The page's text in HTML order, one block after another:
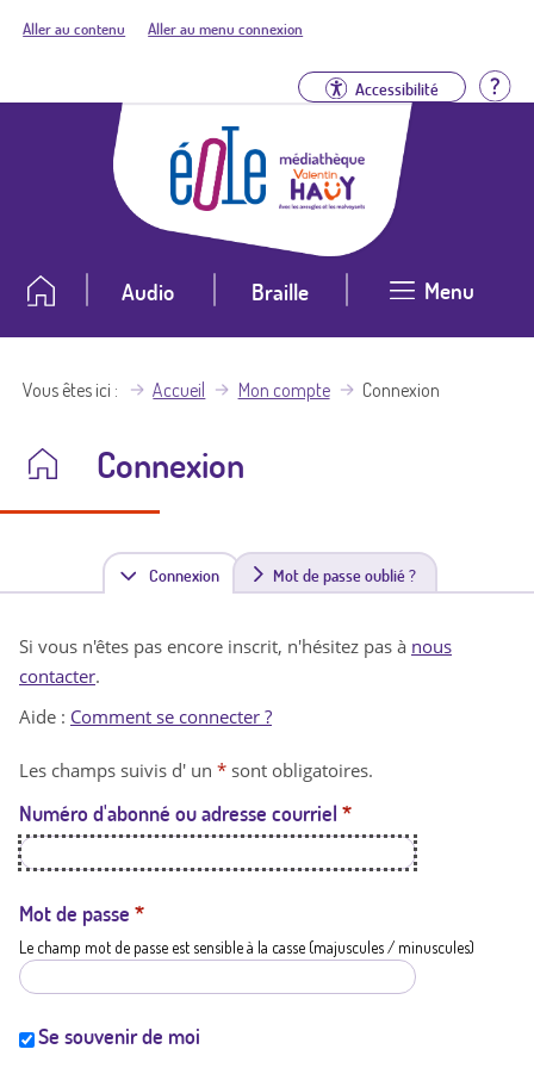
Aller au contenu Aller au menu connexion
Accessibilité
Audio Braille Menu
Vous êtes ici Accueil Mon compte Connexion
Connexion
Connexion(
n
t
a
t
i
Mot de passe oublié ?
Si vous n'êtes pas encore inscrit, n'hésitez pas à nous
contacter.
Aide : Comment se connecter ?
Les champs suivis d' un * sont obligatoires.
Numéro d'abonné ou adresse courriel *
Mot de passe *
Le champ mot de passe est sensible à la casse (majuscules / minuscules)
Se souvenir de moi